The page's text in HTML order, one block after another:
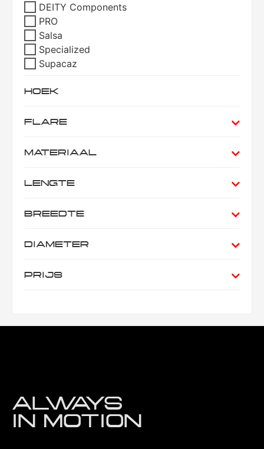
DEITY Components
PRO
Salsa
Specialized
Supacaz
HOEK
FLARE
MATERIAAL
LENGTE
BREEDTE
DIAMETER
PRIJS
ALWAYS
IN MOTION